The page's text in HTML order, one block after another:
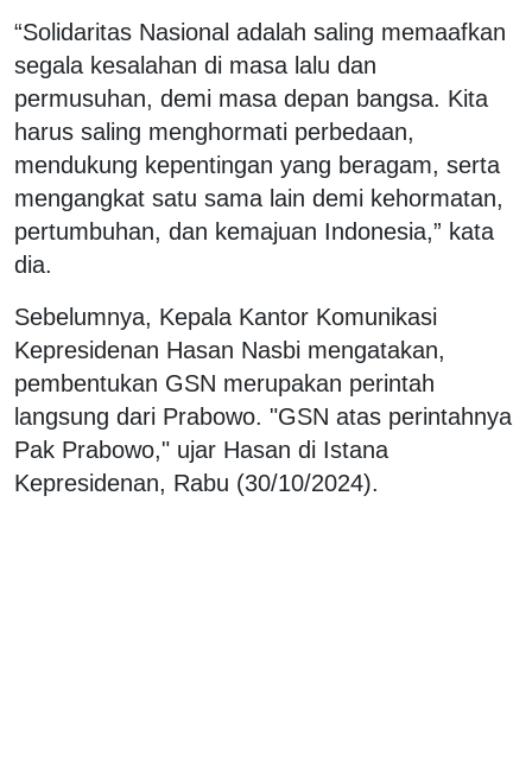
“Solidaritas Nasional adalah saling memaafkan
segala kesalahan di masa lalu dan
permusuhan, demi masa depan bangsa. Kita
harus saling menghormati perbedaan,
mendukung kepentingan yang beragam, serta
mengangkat satu sama lain demi kehormatan,
pertumbuhan, dan kemajuan Indonesia,” kata
dia.
Sebelumnya, Kepala Kantor Komunikasi
Kepresidenan Hasan Nasbi mengatakan,
pembentukan GSN merupakan perintah
langsung dari Prabowo. "GSN atas perintahnya
Pak Prabowo," ujar Hasan di Istana
Kepresidenan, Rabu (30/10/2024).